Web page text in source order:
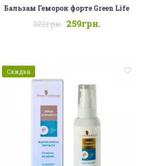
Бальзам Геморон форте Green Life
320грн. 259грн.
Скидка